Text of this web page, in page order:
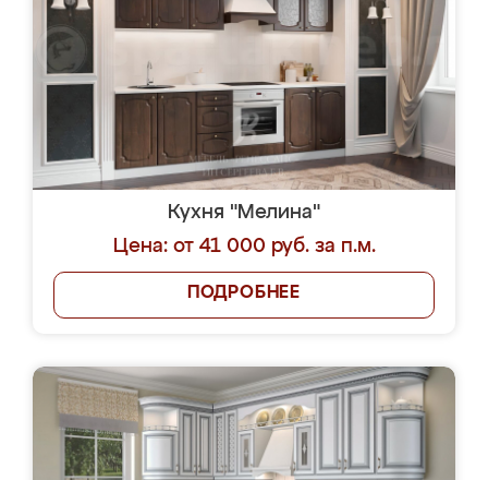
Кухня "Мелина"
Цена: от 41 000 руб. за п.м.
ПОДРОБНЕЕ